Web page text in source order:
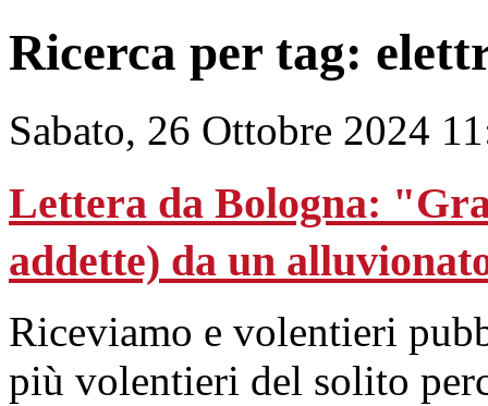
Ricerca per tag:
Sabato, 26 Ottobre 2024
Lettera da Bologna:
addette) da un
Riceviamo e volentieri
più volentieri del solito